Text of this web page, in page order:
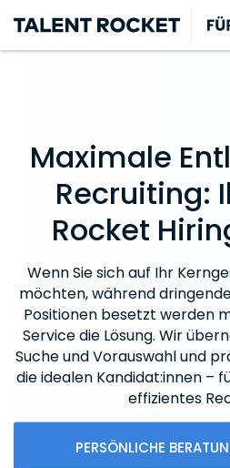
Maximale
Recruiting:
Rocket
Wenn Sie sich auf Ihr
möchten, während
Positionen besetzt werden
Service die Lösung. Wir
Suche und Vorauswahl und
die idealen Kandidat:innen –
effizientes
PERSÖNLICHE